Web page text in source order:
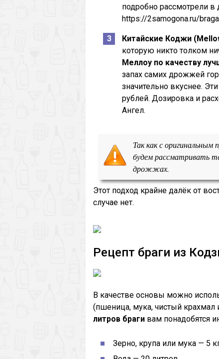
подробно рассмотрели
https://2samogona.ru/
Китайские Коджи
которую никто толком
Меллоу по качеству
запах самих дрожжей
значительно вкуснее.
рублей. Дозировка и
Ангел.
Так как с
будем рассматривать
дрожжах.
Этот подход крайне далёк от
случае нет.
Рецепт браги из
В качестве основы можно
(пшеница, мука, чистый крахмал
литров браги вам понадобятся
Зерно, крупа или мука — 5